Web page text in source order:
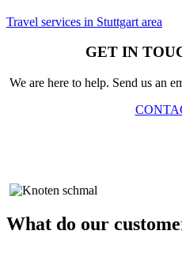
Travel services in Stuttgart area
GET IN
We are here to help. Send us an
What do our